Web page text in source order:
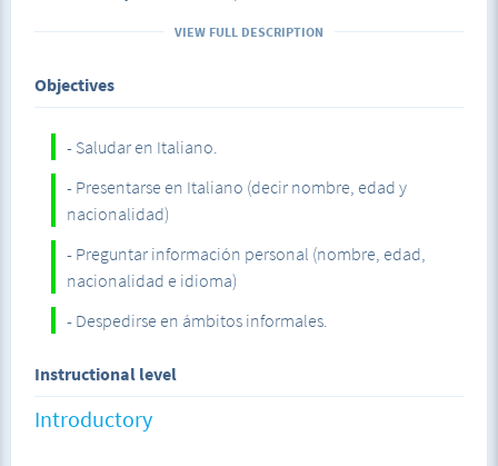
VIEW FULL DESCRIPTION
Objectives
- Saludar en Italiano.
- Presentarse en Italiano (decir nombre, edad y
nacionalidad)
- Preguntar información personal (nombre, edad,
nacionalidad e idioma)
- Despedirse en ámbitos informales.
Instructional level
Introductory